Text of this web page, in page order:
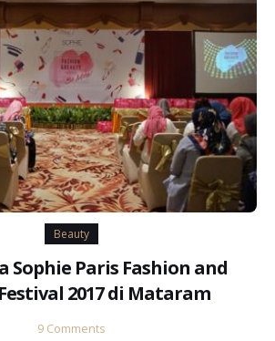
Beauty
Sophie Paris Fashion and
2017 di Mataram
9 Comments